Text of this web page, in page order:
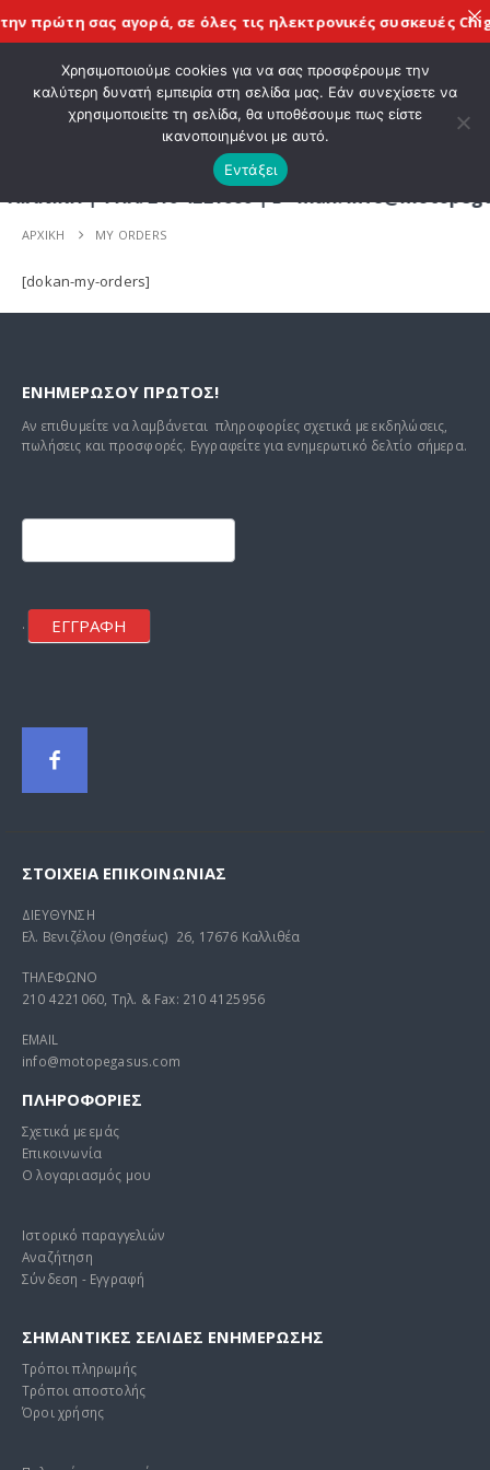
ΚΑΛΩΣ ΗΡΘΑΤΕ ΣΤΟ E-SHOP ΜΟΤΟ ΠΗΓΑΣΟΣ !
210 4221060 | E - mail:
ΑΡΧΙΚΉ MY ORDERS
[dokan-my-orders]
ΕΝΗΜΕΡΩΣΟΥ ΠΡΩΤΟΣ!
Αν επιθυμείτε να λαμβάνεται πληροφορίες σχετικά με εκδηλώσεις,
πωλήσεις και προσφορές. Εγγραφείτε για ενημερωτικό δελτίο σήμερα.
mailchimp
. ΕΓΓΡΑΦΗ
ΣΤΟΙΧΕΊΑ ΕΠΙΚΟΙΝΩΝΊΑΣ
ΔΙΕΥΘΥΝΣΗ
Ελ. Βενιζέλου (Θησέως) 26, 17676 Καλλιθέα
ΤΗΛΕΦΩΝΟ
210 4221060, Τηλ. & Fax: 210 4125956
EMAIL
info@motopegasus.com
ΠΛΗΡΟΦΟΡΙΕΣ
Σχετικά με εμάς
Επικοινωνία
Ο λογαριασμός μου
Ιστορικό παραγγελιών
Αναζήτηση
Σύνδεση - Εγγραφή
ΣΗΜΑΝΤΙΚΕΣ ΣΕΛΙΔΕΣ ΕΝΗΜΕΡΩΣΗΣ
Τρόποι πληρωμής
Τρόποι αποστολής
Όροι χρήσης
πρώτη σας αγορά, σε όλες τιςηλεκτρονικές συσκευές
Χρησιμοποιούμε cookies για να σας προσφέρουμε την
καλύτερη δυνατή εμπειρία στη σελίδα μας. Εάν συνεχίσετε να
χρησιμοποιείτε τη σελίδα, θα υποθέσουμε πως είστε
ικανοποιημένοι με αυτό.
Εντάξει